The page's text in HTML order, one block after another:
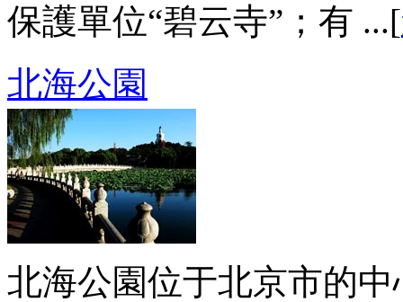
保護單位“碧云寺”；有 ...[
北海公園
北海公園位于北京市的